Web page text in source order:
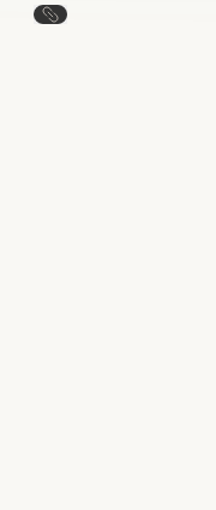
この記事のURLをコ